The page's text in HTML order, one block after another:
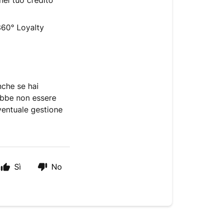
Loyalty
se hai
non essere
gestione
Sì No